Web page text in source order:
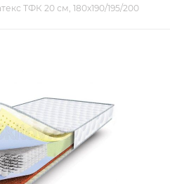
ТФК 20 см, 180х190/195/200